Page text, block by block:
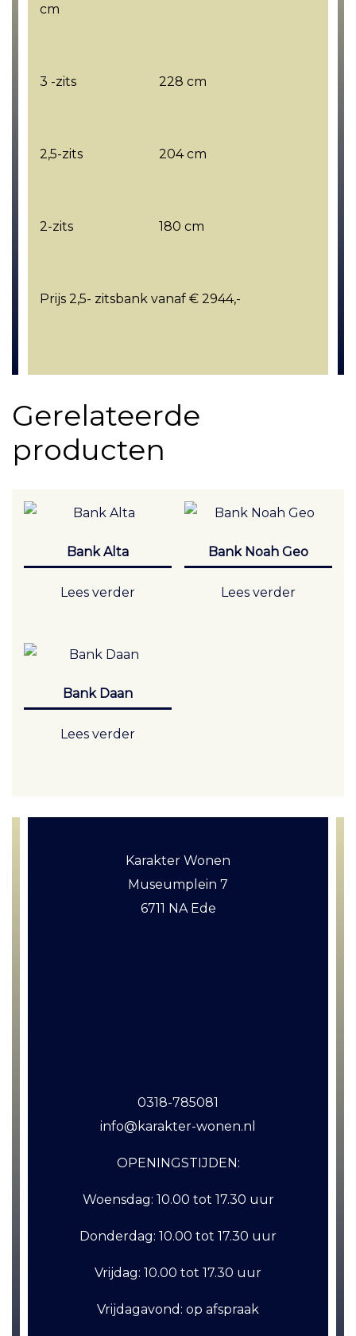
cm
3 -zits 228 cm
2,5-zits 204 cm
2-zits 180 cm
Prijs 2,5- zitsbank vanaf € 2944,-
Gerelateerde
producten
Bank Alta
Lees verder
Bank Noah Geo
Lees verder
Bank Daan
Lees verder
Karakter Wonen
Museumplein 7
6711 NA Ede
0318-785081
info@karakter-wonen.nl
OPENINGSTIJDEN:
Woensdag: 10.00 tot 17.30 uur
Donderdag: 10.00 tot 17.30 uur
Vrijdag: 10.00 tot 17.30 uur
Vrijdagavond: op afspraak